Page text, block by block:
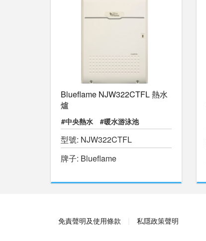
Blueflame NJW322CTFL 熱水
爐
#中央熱水
#暖水游泳池
#物理治療池
#獨立即熱式熱水
型號: NJW322CTFL
牌子: Blueflame
免責聲明及使用條款 私隱政策聲明